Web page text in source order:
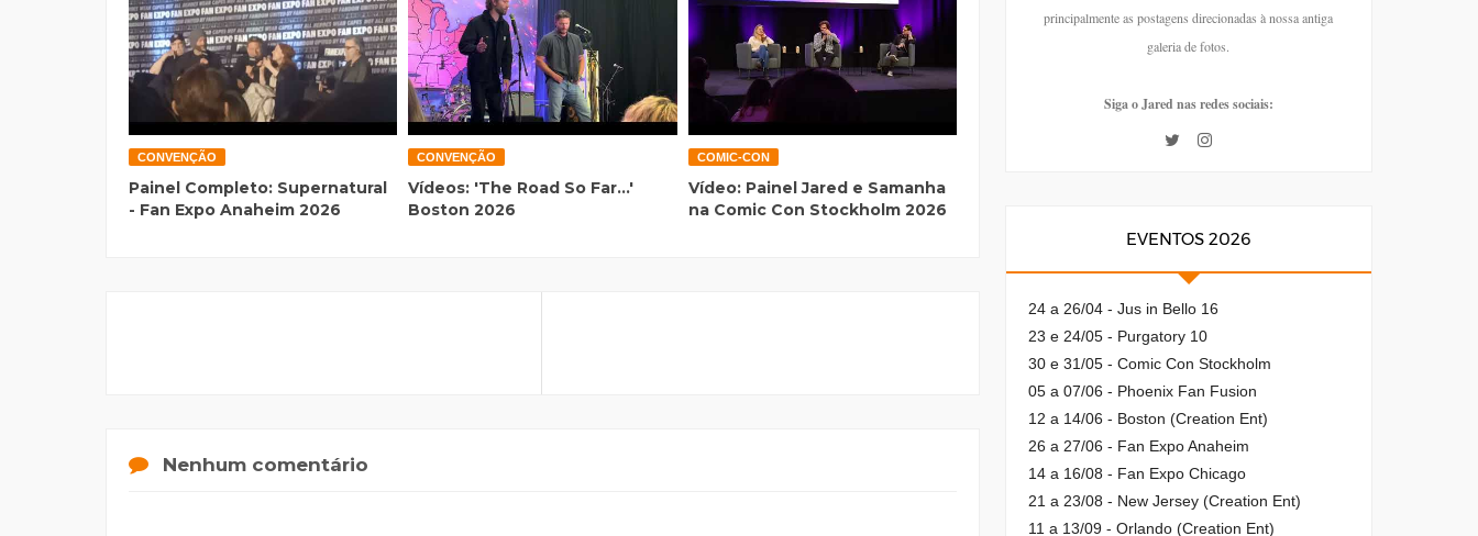
CONVENÇÃO
Painel Completo: Supernatural
- Fan Expo Anaheim 2026
CONVENÇÃO
Vídeos: 'The Road So Far...'
Boston 2026
COMIC-CON
Vídeo: Painel Jared e Samanha
na Comic Con Stockholm 2026
Nenhum comentário
principalmente as postagens direcionadas à nossa antiga
galeria de fotos.
Siga o Jared nas redes sociais:
EVENTOS 2026
24 a 26/04 - Jus in Bello 16
23 e 24/05 - Purgatory 10
30 e 31/05 - Comic Con Stockholm
05 a 07/06 - Phoenix Fan Fusion
12 a 14/06 - Boston (Creation Ent)
26 a 27/06 - Fan Expo Anaheim
14 a 16/08 - Fan Expo Chicago
21 a 23/08 - New Jersey (Creation Ent)
11 a 13/09 - Orlando (Creation Ent)